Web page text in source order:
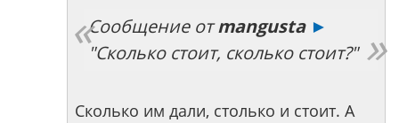
Сообщение отmangusta ►
"Сколько стоит, сколько стоит?"
Сколько им дали, столько и стоит. А